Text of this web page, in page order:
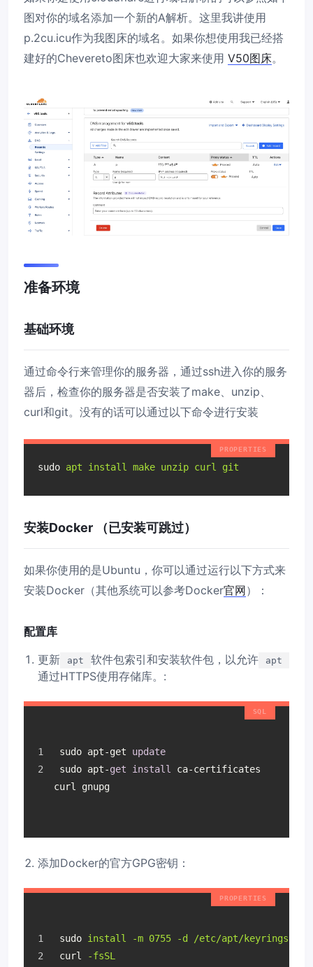
图对你的域名添加一个新的A解析。这里我讲使用
p.2cu.icu作为我图床的域名。如果你想使用我已经搭
建好的Chevereto图床也欢迎大家来使用 V50图床。
准备环境
基础环境
通过命令行来管理你的服务器，通过ssh进入你的服务
器后，检查你的服务器是否安装了make、unzip、
curl和git。没有的话可以通过以下命令进行安装
sudo apt install make unzip curl git
安装Docker （已安装可跳过）
如果你使用的是Ubuntu，你可以通过运行以下方式来
安装Docker（其他系统可以参考Docker官网）：
配置库
更新
apt 软件包索引和安装软件包，以允许 apt
通过HTTPS使用存储库。:
sudo apt-get update
sudo apt-get install ca-certificates
curl gnupg
添加Docker的官方GPG密钥：
sudo install -m 0755 -d /etc/apt/keyrings
curl
-fsSL